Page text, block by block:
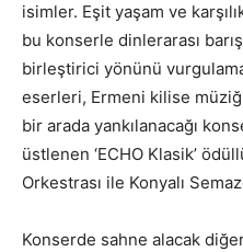
isimler. Eşit yaşam ve
bu konserle dinlerarası
birleştirici yönünü
eserleri, Ermeni kilise
bir arada yankılanacağı
üstlenen ‘ECHO Klasik’
Orkestrası ile Konyalı
Konserde sahne alacak